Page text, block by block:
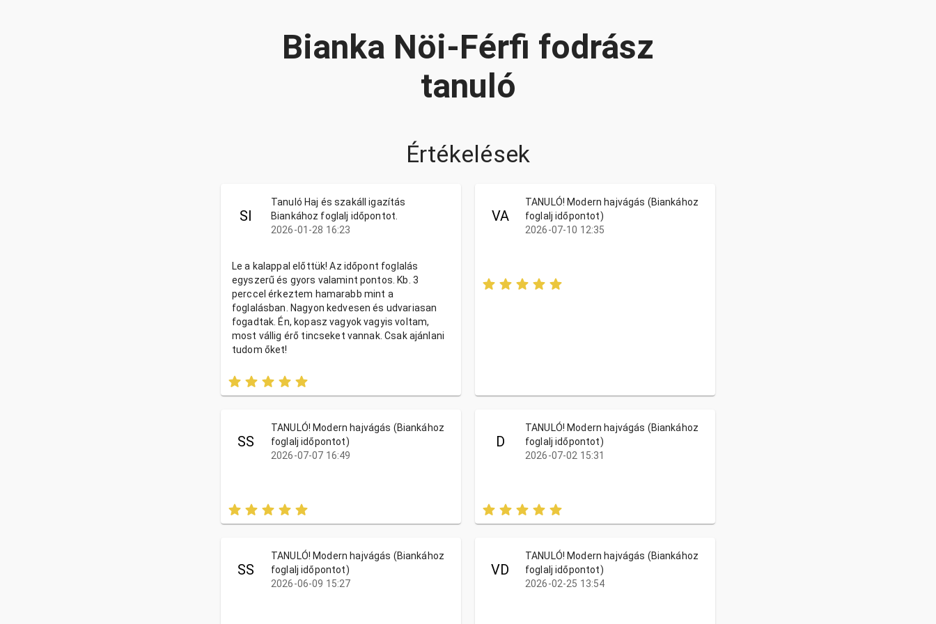
Bianka Nöi-Férfi fodrász
tanuló
Értékelések
SI
Tanuló Haj és szakáll igazítás
Biankához foglalj időpontot.
2026-01-28 16:23
Le a kalappal előttük! Az időpont foglalás
egyszerű és gyors valamint pontos. Kb. 3
perccel érkeztem hamarabb mint a
foglalásban. Nagyon kedvesen és udvariasan
fogadtak. Én, kopasz vagyok vagyis voltam,
most vállig érő tincseket vannak. Csak ajánlani
tudom őket!
VA
TANULÓ! Modern hajvágás (Biankához
foglalj időpontot)
2026-07-10 12:35
SS
TANULÓ! Modern hajvágás (Biankához
foglalj időpontot)
2026-07-07 16:49
D
TANULÓ! Modern hajvágás (Biankához
foglalj időpontot)
2026-07-02 15:31
SS
TANULÓ! Modern hajvágás (Biankához
foglalj időpontot)
2026-06-09 15:27
VD
TANULÓ! Modern hajvágás (Biankához
foglalj időpontot)
2026-02-25 13:54